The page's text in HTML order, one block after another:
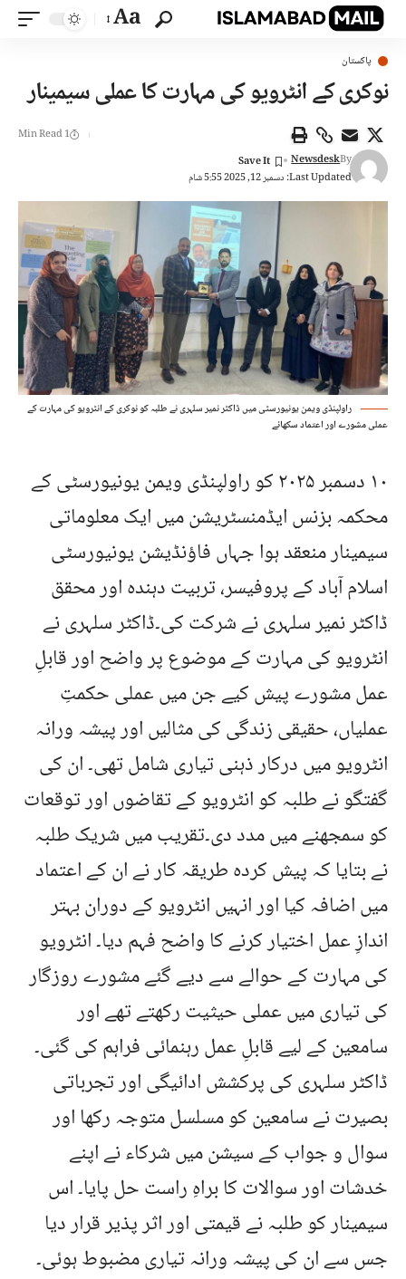
Aa
پاکستان
نوکری کے انٹرویو کی مہارت کا عملی سیمینار
Last Updated: دسمبر 12, 2025 5:55 شام
By
Newsdesk
1 Min Read
راولپنڈی ویمن یونیورسٹی میں ڈاکٹر نمیر سلہری نے طلبہ کو نوکری کے انٹرویو کی مہارت کے
عملی مشورے اور اعتماد سکھائے
۱۰ دسمبر ۲۰۲۵ کو راولپنڈی ویمن یونیورسٹی کے
محکمہ بزنس ایڈمنسٹریشن میں ایک معلوماتی
سیمینار منعقد ہوا جہاں فاؤنڈیشن یونیورسٹی
اسلام آباد کے پروفیسر، تربیت دہندہ اور محقق
ڈاکٹر نمیر سلہری نے شرکت کی۔ڈاکٹر سلہری نے
انٹرویو کی مہارت کے موضوع پر واضح اور قابلِ
عمل مشورے پیش کیے جن میں عملی حکمتِ
عملیاں، حقیقی زندگی کی مثالیں اور پیشہ ورانہ
انٹرویو میں درکار ذہنی تیاری شامل تھی۔ ان کی
گفتگو نے طلبہ کو انٹرویو کے تقاضوں اور توقعات
کو سمجھنے میں مدد دی۔تقریب میں شریک طلبہ
نے بتایا کہ پیش کردہ طریقہ کار نے ان کے اعتماد
میں اضافہ کیا اور انہیں انٹرویو کے دوران بہتر
اندازِ عمل اختیار کرنے کا واضح فہم دیا۔ انٹرویو
کی مہارت کے حوالے سے دیے گئے مشورے روزگار
کی تیاری میں عملی حیثیت رکھتے تھے اور
سامعین کے لیے قابلِ عمل رہنمائی فراہم کی گئی۔
ڈاکٹر سلہری کی پرکشش ادائیگی اور تجرباتی
بصیرت نے سامعین کو مسلسل متوجہ رکھا اور
سوال و جواب کے سیشن میں شرکاء نے اپنے
خدشات اور سوالات کا براہِ راست حل پایا۔ اس
سیمینار کو طلبہ نے قیمتی اور اثر پذیر قرار دیا
جس سے ان کی پیشہ ورانہ تیاری مضبوط ہوئی۔